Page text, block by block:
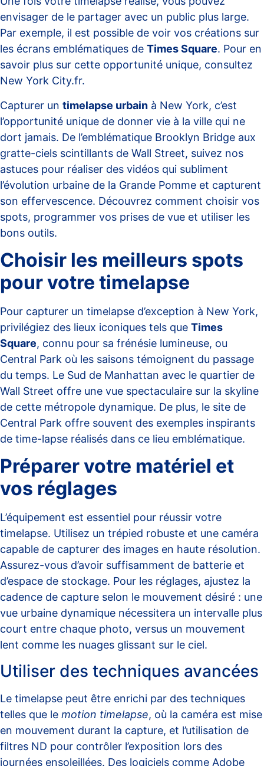
envisager de le partager avec un public plus large.
Par exemple, il est possible de voir vos créations sur
les écrans emblématiques de Times Square. Pour en
savoir plus sur cette opportunité unique, consultez
New York City.fr.
Capturer un timelapse urbain à New York, c’est
l’opportunité unique de donner vie à la ville qui ne
dort jamais. De l’emblématique Brooklyn Bridge aux
gratte-ciels scintillants de Wall Street, suivez nos
astuces pour réaliser des vidéos qui subliment
l’évolution urbaine de la Grande Pomme et capturent
son effervescence. Découvrez comment choisir vos
spots, programmer vos prises de vue et utiliser les
bons outils.
Choisir les meilleurs spots
pour votre timelapse
Pour capturer un timelapse d’exception à New York,
privilégiez des lieux iconiques tels que Times
Square, connu pour sa frénésie lumineuse, ou
Central Park où les saisons témoignent du passage
du temps. Le Sud de Manhattan avec le quartier de
Wall Street offre une vue spectaculaire sur la skyline
de cette métropole dynamique. De plus, le site de
Central Park offre souvent des exemples inspirants
de time-lapse réalisés dans ce lieu emblématique.
Préparer votre matériel et
vos réglages
L’équipement est essentiel pour réussir votre
timelapse. Utilisez un trépied robuste et une caméra
capable de capturer des images en haute résolution.
Assurez-vous d’avoir suffisamment de batterie et
d’espace de stockage. Pour les réglages, ajustez la
cadence de capture selon le mouvement désiré : une
vue urbaine dynamique nécessitera un intervalle plus
court entre chaque photo, versus un mouvement
lent comme les nuages glissant sur le ciel.
Utiliser des techniques avancées
Le timelapse peut être enrichi par des techniques
telles que le motion timelapse, où la caméra est mise
en mouvement durant la capture, et l’utilisation de
filtres ND pour contrôler l’exposition lors des
journées ensoleillées. Des logiciels comme Adobe